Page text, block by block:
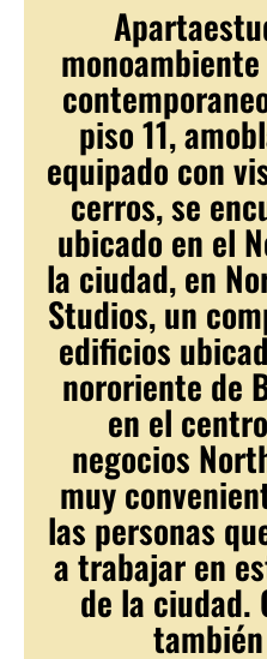
piso 11,
equipado con
cerros, se
ubicado en el
la ciudad, en
Studios, un
edificios
nororiente de
en el
negocios
muy
las personas
a trabajar en
de la ciudad.
también